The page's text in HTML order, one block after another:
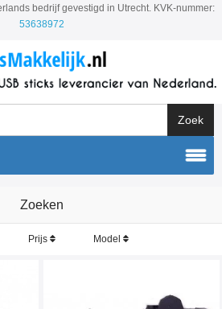
bedrijf gevestigd in Utrecht. KVK-nummer:
53638972
Zoeken
Prijs Model